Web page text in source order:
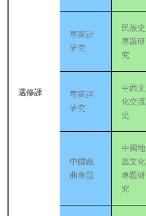
選修課
專家詩
研究
民族史
專題研
究
專家詞
研究
中西文
化交流
史
中國戲
曲專題
中國地
區文化
專題研
究